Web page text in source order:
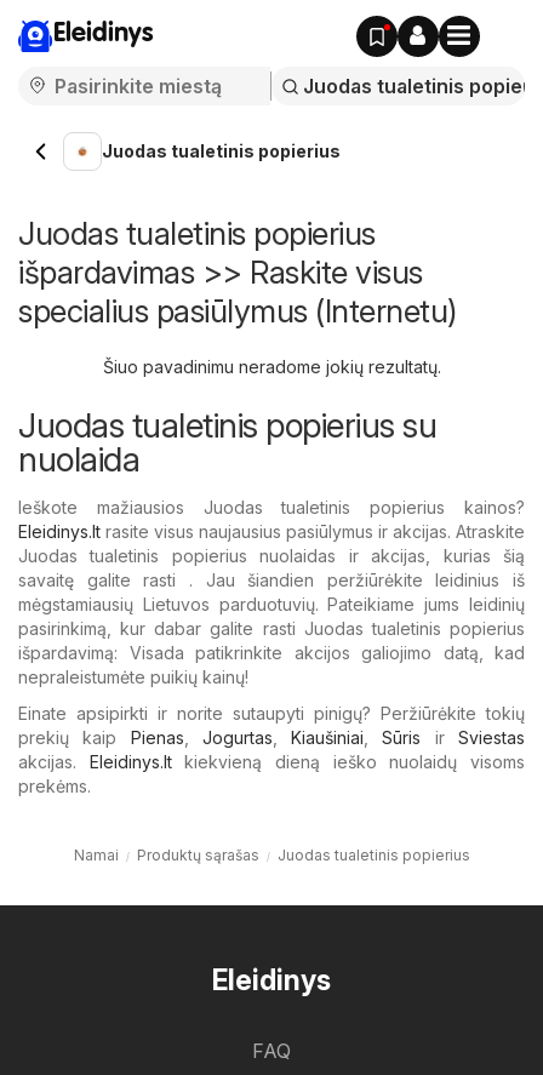
Eleidinys
Juodas tualetinis popierius
Juodas tualetinis popierius
išpardavimas >> Raskite visus
specialius pasiūlymus (Internetu)
Šiuo pavadinimu neradome jokių rezultatų.
Juodas tualetinis popierius su
nuolaida
Ieškote mažiausios Juodas tualetinis popierius kainos?
Eleidinys.lt rasite visus naujausius pasiūlymus ir akcijas. Atraskite
Juodas tualetinis popierius nuolaidas ir akcijas, kurias šią
savaitę galite rasti . Jau šiandien peržiūrėkite leidinius iš
mėgstamiausių Lietuvos parduotuvių. Pateikiame jums leidinių
pasirinkimą, kur dabar galite rasti Juodas tualetinis popierius
išpardavimą: Visada patikrinkite akcijos galiojimo datą, kad
nepraleistumėte puikių kainų!
Einate apsipirkti ir norite sutaupyti pinigų? Peržiūrėkite tokių
prekių kaip Pienas Jogurtas ,Kiaušiniai ,Sūris irSviestas
akcijas. Eleidinys.ltkiekvieną dieną ieško nuolaidų visoms
prekėms.
Namai Produktų sąrašas Juodas tualetinis popierius
Eleidinys
FAQ